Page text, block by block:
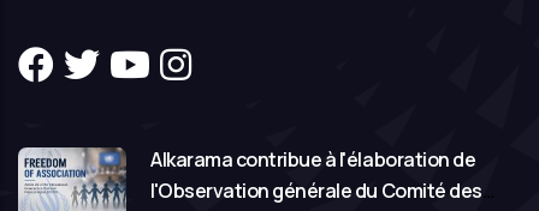
Alkarama contribue à l'élaboration de
l'Observation générale du Comité des